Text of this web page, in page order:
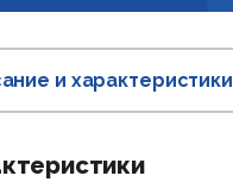
и характеристики